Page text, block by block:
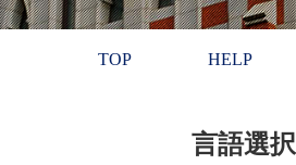
TOP HELP
言語選択